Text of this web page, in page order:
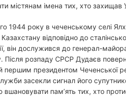
містянам імена тих, хто захищав
1944 року в чеченському селі
відповідно до
він дослужився до генерал-
Після розпаду СРСР Дудаєв
президентом Чеченської
засекли сигнал його
пам’ять тих, хто